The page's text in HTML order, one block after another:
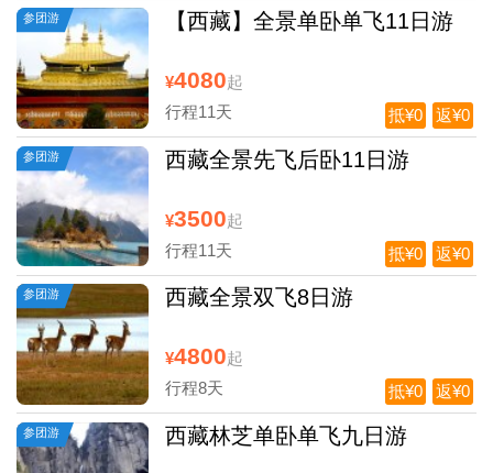
参团游 【西藏】全景单卧单飞11日游
¥4080起
行程11天
返¥0
抵¥0
参团游 西藏全景先飞后卧11日游
¥3500起
行程11天
返¥0
抵¥0
参团游 西藏全景双飞8日游
¥4800起
行程8天
返¥0
抵¥0
参团游 西藏林芝单卧单飞九日游